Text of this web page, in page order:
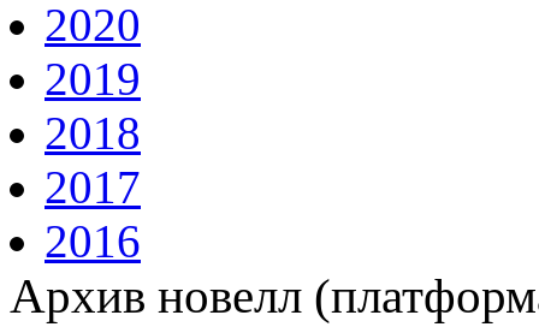
2020
2019
2018
2017
2016
Архив новелл